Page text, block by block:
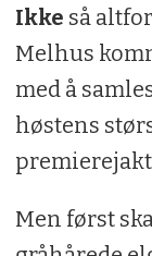
Ikke så
Melhus
med å
høstens
Men først